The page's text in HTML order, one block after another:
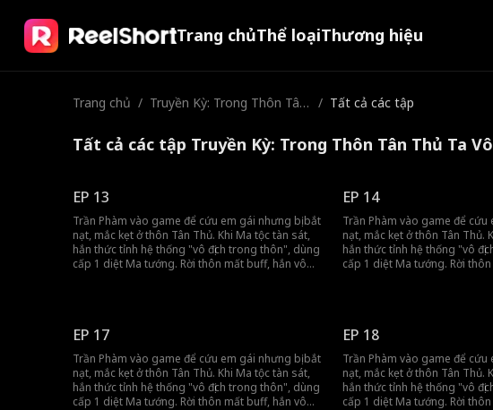
Trang chủThể loạiThương hiệu
Trang chủ / Truyền Kỳ: Trong Thôn Tân
a Là Kẻ Ăn Hại
/ Tất cả các tập
Tất cả các tập Truyền Kỳ: Trong Thôn Tân Thủ Ta
EP 13
Trần Phàm vào game để cứu em gái nhưng bị bắt
nạt, mắc kẹt ở thôn Tân Thủ. Khi Ma tộc tàn sát,
hắn thức tỉnh hệ thống "vô địch trong thôn", dùng
cấp 1 diệt Ma tướng. Rời thôn mất buff, hắn vô
EP 14
Trần Phàm vào game để
nạt, mắc kẹt ở thôn Tân Thủ.
hắn thức tỉnh hệ thống "vô
cấp 1 diệt Ma tướng. Rời
EP 17
Trần Phàm vào game để cứu em gái nhưng bị bắt
nạt, mắc kẹt ở thôn Tân Thủ. Khi Ma tộc tàn sát,
hắn thức tỉnh hệ thống "vô địch trong thôn", dùng
cấp 1 diệt Ma tướng. Rời thôn mất buff, hắn vô
EP 18
Trần Phàm vào game để
nạt, mắc kẹt ở thôn Tân Thủ.
hắn thức tỉnh hệ thống "vô
cấp 1 diệt Ma tướng. Rời